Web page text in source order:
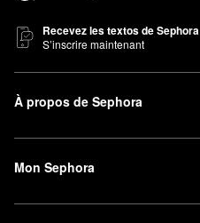
Recevez les textos de Sephora
S’inscrire maintenant
À propos de Sephora
Mon Sephora